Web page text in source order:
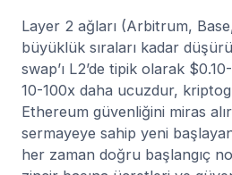
Layer 2 ağları (Arbitrum,
büyüklük sıraları kadar
swap’ı L2’de tipik olarak
10-100x daha ucuzdur,
Ethereum güvenliğini miras
sermayeye sahip yeni
her zaman doğru başlangıç